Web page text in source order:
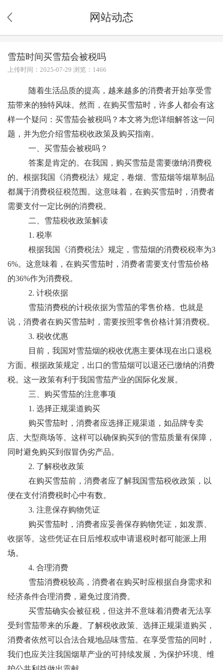
网站动态
雪茄时间买雪茄会被税吗
上传时间：2025-07-29 浏览：1466
随着生活品质的提高，越来越多的消费者开始享受雪
茄带来的独特风味。然而，在购买雪茄时，许多人都会有这
样一个疑问：买雪茄会被税吗？本文将为您详细解答这一问
题，并为您介绍雪茄税收政策及购买指南。
一、买雪茄会被税吗？
答案是肯定的。在我国，购买雪茄是需要缴纳消费税
的。根据我国《消费税法》规定，卷烟、雪茄烟等烟草制品
都属于消费税征税范围。这意味着，在购买雪茄时，消费者
需要支付一定比例的消费税。
二、雪茄税收政策解读
1. 税率
根据我国《消费税法》规定，雪茄烟的消费税税率为3
6%。这意味着，在购买雪茄时，消费者需要支付雪茄价格
的36%作为消费税。
2. 计税依据
雪茄消费税的计税依据为雪茄的零售价格。也就是
说，消费者在购买雪茄时，需要按照零售价格计算消费税。
3. 税收优惠
目前，我国对雪茄烟的税收优惠主要体现在出口退税
方面。根据政策规定，出口的雪茄烟可以退还已缴纳的消费
税。这一政策有利于我国雪茄产业的国际化发展。
三、购买雪茄的注意事项
1. 选择正规渠道购买
购买雪茄时，消费者应选择正规渠道，如品牌专卖
店、大型商场等。这样可以确保购买到的雪茄质量有保障，
同时避免购买到假冒伪劣产品。
2. 了解税收政策
在购买雪茄前，消费者应了解我国雪茄税收政策，以
便在支付消费税时心中有数。
3. 注意保存购物凭证
购买雪茄时，消费者应妥善保存购物凭证，如发票、
收据等。这些凭证在日后维权或申请退税时都可能派上用
场。
4. 合理消费
雪茄消费税较高，消费者在购买时应根据自身需求和
经济条件合理消费，避免过度消费。
买雪茄确实会被征税，但这并不意味着消费者无法享
受到雪茄带来的乐趣。了解税收政策、选择正规渠道购买，
消费者依然可以合法合规地品味雪茄。在享受雪茄的同时，
我们也应关注我国烟草产业的可持续发展，为保护环境、维